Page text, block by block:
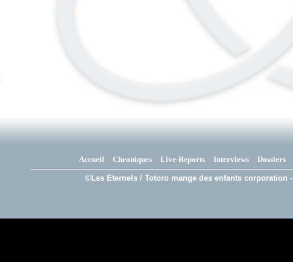
Accueil Chroniques Live-Reports Interviews Dossiers
©Les Eternels / Totoro mange des enfants corporation